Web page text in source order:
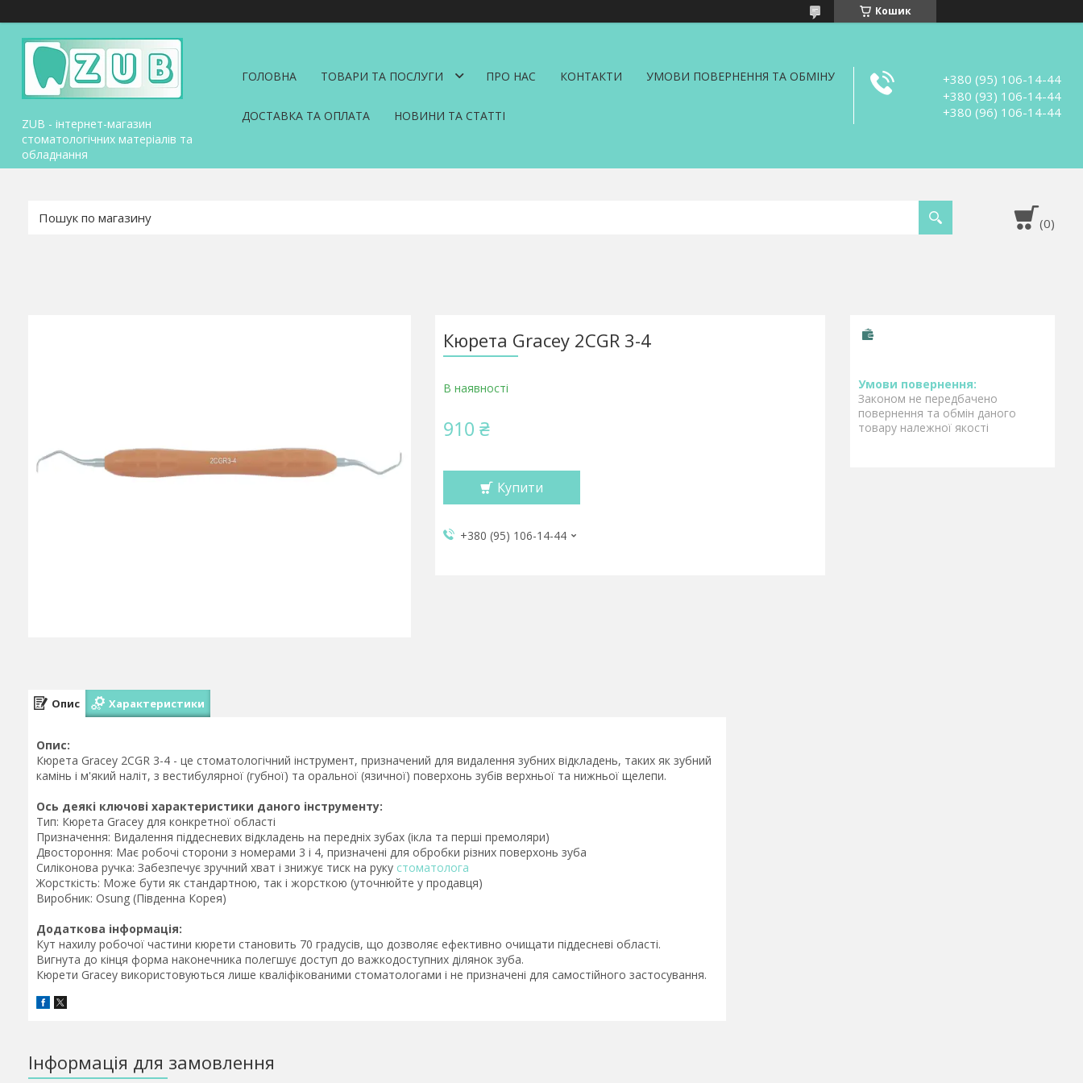
Кошик
ZUB - інтернет-магазин
стоматологічних матеріалів та
обладнання
ГОЛОВНА ТОВАРИ ТА ПОСЛУГИ ПРО НАС КОНТАКТИ УМОВИ ПОВЕРНЕННЯ ТА ОБМІНУ
ДОСТАВКА ТА ОПЛАТА НОВИНИ ТА СТАТТІ
+380 (95) 106-14-44
+380 (93) 106-14-44
+380 (96) 106-14-44
Кюрета Gracey 2CGR 3-4
В наявності
910 ₴
Купити
+380 (95) 106-14-44
Законом не передбачено
повернення та обмін даного
товару належної якості
Опис Характеристики
Опис:
Кюрета Gracey 2CGR 3-4 - це стоматологічний інструмент, призначений для видалення зубних відкладень, таких як зубний
камінь і м'який наліт, з вестибулярної (губної) та оральної (язичної) поверхонь зубів верхньої та нижньої щелепи.
Ось деякі ключові характеристики даного інструменту:
Тип: Кюрета Gracey для конкретної області
Призначення: Видалення піддесневих відкладень на передніх зубах (ікла та перші премоляри)
Двостороння: Має робочі сторони з номерами 3 і 4, призначені для обробки різних поверхонь зуба
Силіконова ручка: Забезпечує зручний хват і знижує тиск на руку стоматолога
Жорсткість: Може бути як стандартною, так і жорсткою (уточнюйте у продавця)
Виробник: Osung (Південна Корея)
Додаткова інформація:
Кут нахилу робочої частини кюрети становить 70 градусів, що дозволяє ефективно очищати піддесневі області.
Вигнута до кінця форма наконечника полегшує доступ до важкодоступних ділянок зуба.
Кюрети Gracey використовуються лише кваліфікованими стоматологами і не призначені для самостійного застосування.
Інформація для замовлення